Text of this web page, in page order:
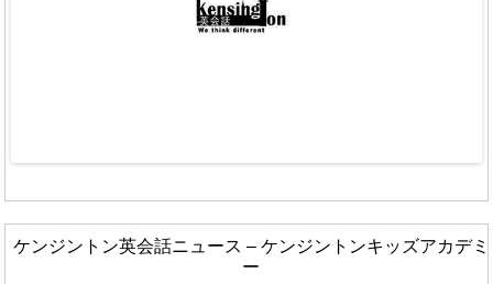
ケンジントン英会話ニュース – ケンジントンキッズアカデミ
ー